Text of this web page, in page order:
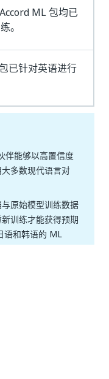
ML 包均已
。
已针对英语进行
伴能够以高置信度
多数现代语言对
原始模型训练数据
训练才能获得预期
语和韩语的 ML
的 OCR。